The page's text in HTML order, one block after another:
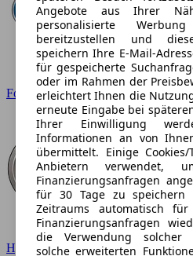
Ford
Hyundai
Angebote aus Ihrer
personalisierte
bereitzustellen und
speichern Ihre E-Mail-
für gespeicherte
oder im Rahmen der
erleichtert Ihnen die
erneute Eingabe bei
Ihrer Einwilligung
Informationen an von
übermittelt. Einige
Anbietern verwendet,
Finanzierungsanfragen
für 30 Tage zu speichern
Zeitraums automatisch
Finanzierungsanfragen
die Verwendung solcher
solche erweiterten